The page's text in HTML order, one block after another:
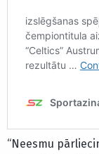
“Neesmu